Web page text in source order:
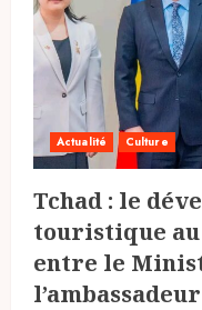
Actualité Culture
Tchad : le
touristique au
entre le